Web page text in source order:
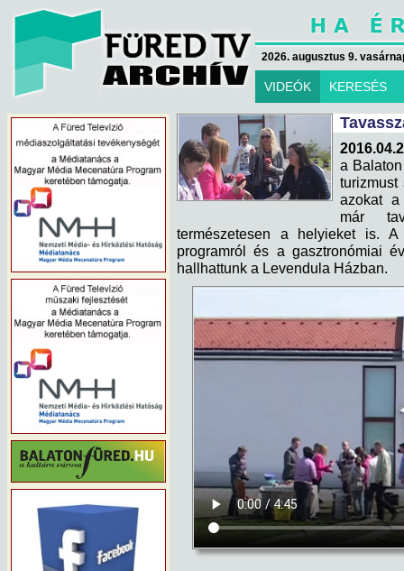
2026. augusztus 9.
VIDEÓK KERESÉS
a
turizmust
azokat a
már
természetesen a helyieket is.
programról és a gasztronómiai
hallhattunk a Levendula Házban.